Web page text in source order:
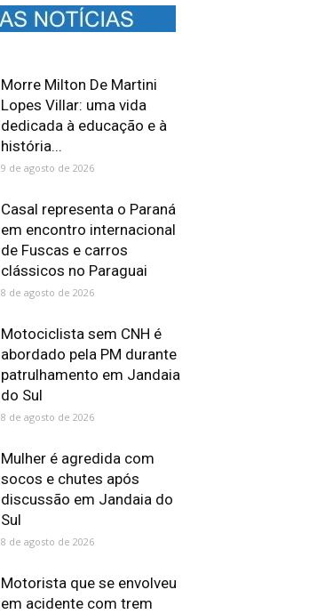
Morre Milton De Martini
Lopes Villar: uma vida
dedicada à educação e à
história...
9 de agosto de 2026
Casal representa o Paraná
em encontro internacional
de Fuscas e carros
clássicos no Paraguai
8 de agosto de 2026
Motociclista sem CNH é
abordado pela PM durante
patrulhamento em Jandaia
do Sul
8 de agosto de 2026
Mulher é agredida com
socos e chutes após
discussão em Jandaia do
Sul
8 de agosto de 2026
Motorista que se envolveu
em acidente com trem